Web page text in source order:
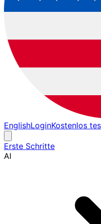
EnglishLoginKostenlos
Erste Schritte
AI